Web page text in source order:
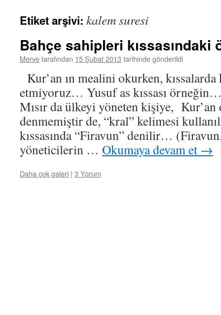
Etiket arşivi: kalem suresi
Bahçe sahipleri kıssasındaki
Mervetarafından 15 Şubat 2013 tarihinde gönderildi
Kur’an ın mealini okurken,
etmiyoruz… Yusuf as kıssası
Mısır da ülkeyi yöneten kişiye, Kur’an
denmemiştir de, “kral” kelimesi
kıssasında “Firavun” denilir…
yöneticilerin … Okumaya devam et →
Daha çok galeri | 3 Yorum